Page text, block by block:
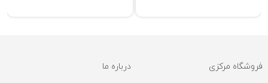
فروشگاه مرکزی درباره ما